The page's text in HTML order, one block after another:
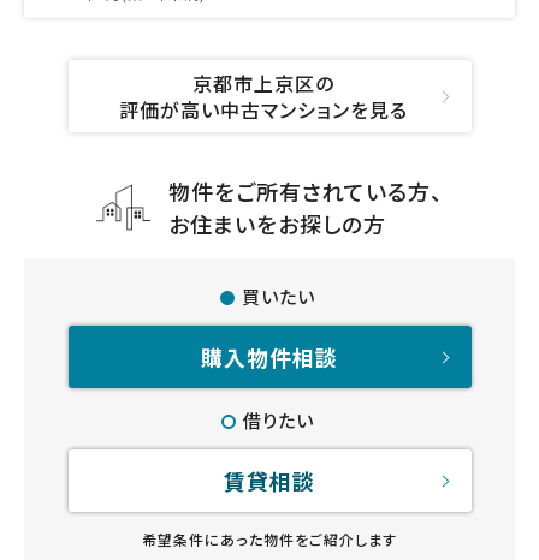
京都市上京区の
評価が高い中古マンションを見る
物件をご所有されている方、
お住まいをお探しの方
買いたい
購入物件相談
借りたい
賃貸相談
希望条件にあった物件をご紹介します